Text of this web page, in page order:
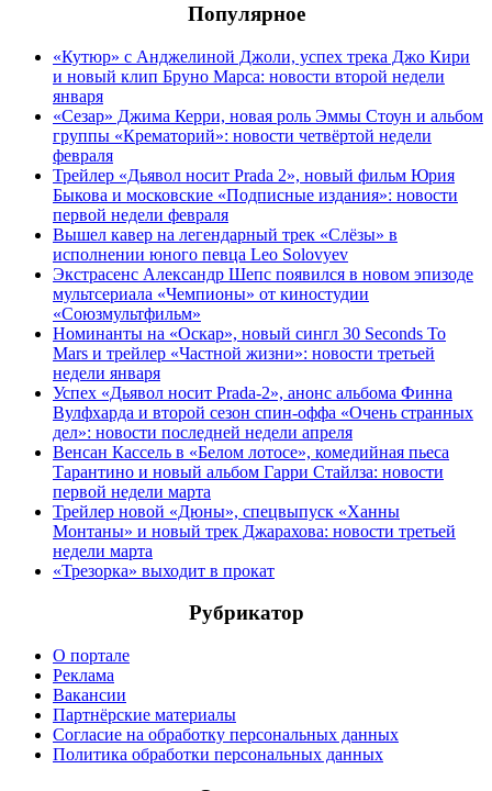
Популярное
«Кутюр» с Анджелиной Джоли, успех трека Джо Кири
и новый клип Бруно Марса: новости второй недели
января
«Сезар» Джима Керри, новая роль Эммы Стоун и альбом
группы «Крематорий»: новости четвёртой недели
февраля
Трейлер «Дьявол носит Prada 2», новый фильм Юрия
Быкова и московские «Подписные издания»: новости
первой недели февраля
Вышел кавер на легендарный трек «Слёзы» в
исполнении юного певца Leo Solovyev
Экстрасенс Александр Шепс появился в новом эпизоде
мультсериала «Чемпионы» от киностудии
«Союзмультфильм»
Номинанты на «Оскар», новый сингл 30 Seconds To
Mars и трейлер «Частной жизни»: новости третьей
недели января
Успех «Дьявол носит Prada-2», анонс альбома Финна
Вулфхарда и второй сезон спин-оффа «Очень странных
дел»: новости последней недели апреля
Венсан Кассель в «Белом лотосе», комедийная пьеса
Тарантино и новый альбом Гарри Стайлза: новости
первой недели марта
Трейлер новой «Дюны», спецвыпуск «Ханны
Монтаны» и новый трек Джарахова: новости третьей
недели марта
«Трезорка» выходит в прокат
Рубрикатор
О портале
Реклама
Вакансии
Партнёрские материалы
Согласие на обработку персональных данных
Политика обработки персональных данных